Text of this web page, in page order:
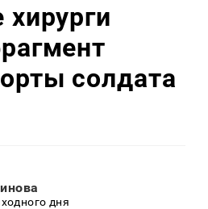
хирурги
солдата
дня